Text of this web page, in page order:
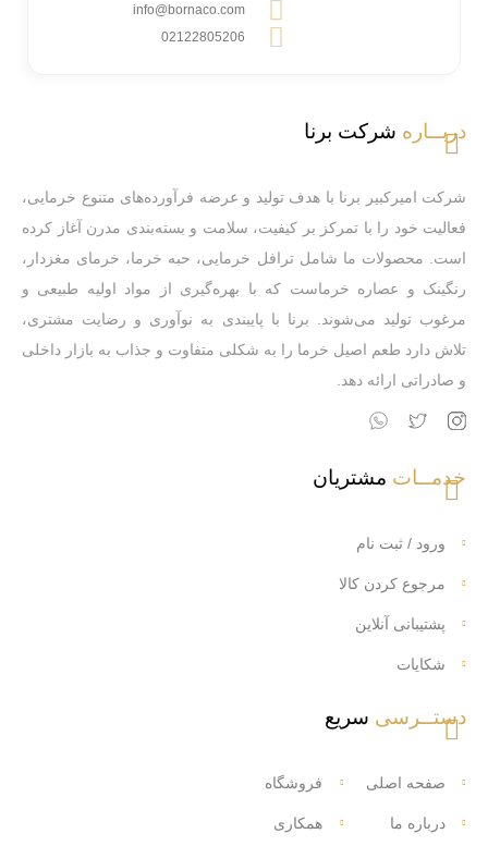
info@bornaco.com
02122805206
دربــاره شرکت برنا
شرکت امیرکبیر برنا با هدف تولید و عرضه فرآورده‌های متنوع خرمایی،
فعالیت خود را با تمرکز بر کیفیت، سلامت و بسته‌بندی مدرن آغاز کرده
است. محصولات ما شامل ترافل خرمایی، حبه خرما، خرمای مغزدار،
رنگینک و عصاره خرماست که با بهره‌گیری از مواد اولیه طبیعی و
مرغوب تولید می‌شوند. برنا با پایبندی به نوآوری و رضایت مشتری،
تلاش دارد طعم اصیل خرما را به شکلی متفاوت و جذاب به بازار داخلی
و صادراتی ارائه دهد.
خدمــات مشتریان
ورود / ثبت نام
مرجوع کردن کالا
پشتیبانی آنلاین
شکایات
دستــرسی سریع
صفحه اصلی
درباره ما
فروشگاه
همکاری